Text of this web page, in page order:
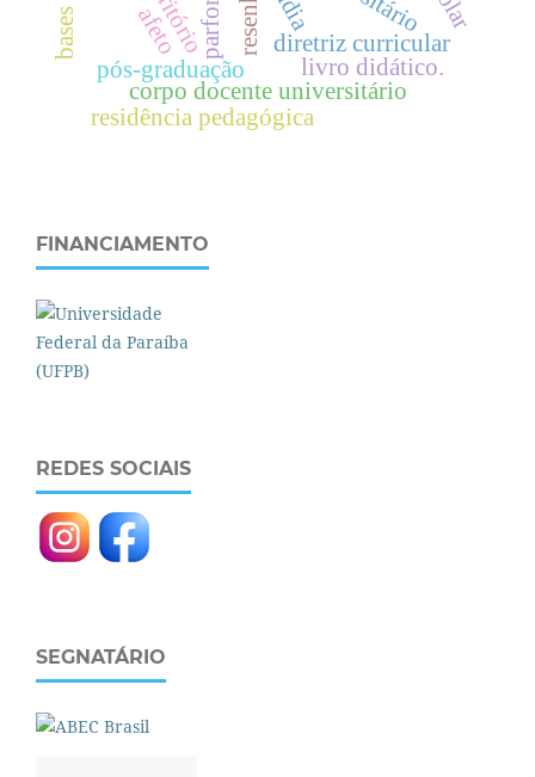
resenha diretriz curricular
pós-graduação
corpo docente universitário
residência pedagógica
livro didático.
parfor
afeto
FINANCIAMENTO
REDES SOCIAIS
SEGNATÁRIO